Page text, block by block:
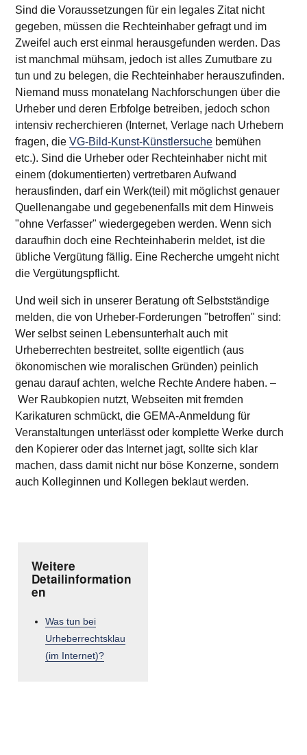
Sind die Voraussetzungen für ein legales Zitat nicht
gegeben, müssen die Rechteinhaber gefragt und im
Zweifel auch erst einmal herausgefunden werden. Das
ist manchmal mühsam, jedoch ist alles Zumutbare zu
tun und zu belegen, die Rechteinhaber herauszufinden.
Niemand muss monatelang Nachforschungen über die
Urheber und deren Erbfolge betreiben, jedoch schon
intensiv recherchieren (Internet, Verlage nach Urhebern
fragen, dieVG-Bild-Kunst-Künstlersuche bemühen
etc.). Sind die Urheber oder Rechteinhaber nicht mit
einem (dokumentierten) vertretbaren Aufwand
herausfinden, darf ein Werk(teil) mit möglichst genauer
Quellenangabe und gegebenenfalls mit dem Hinweis
"ohne Verfasser" wiedergegeben werden. Wenn sich
daraufhin doch eine Rechteinhaberin meldet, ist die
übliche Vergütung fällig. Eine Recherche umgeht nicht
die Vergütungspflicht.
Und weil sich in unserer Beratung oft Selbstständige
melden, die von Urheber-Forderungen "betroffen" sind:
Wer selbst seinen Lebensunterhalt auch mit
Urheberrechten bestreitet, sollte eigentlich (aus
ökonomischen wie moralischen Gründen) peinlich
genau darauf achten, welche Rechte Andere haben. –
Wer Raubkopien nutzt, Webseiten mit fremden
Karikaturen schmückt, die GEMA-Anmeldung für
Veranstaltungen unterlässt oder komplette Werke durch
den Kopierer oder das Internet jagt, sollte sich klar
machen, dass damit nicht nur böse Konzerne, sondern
auch Kolleginnen und Kollegen beklaut werden.
Weitere
Detailinformation
en
Was tun bei
Urheberrechtsklau
(im Internet)?